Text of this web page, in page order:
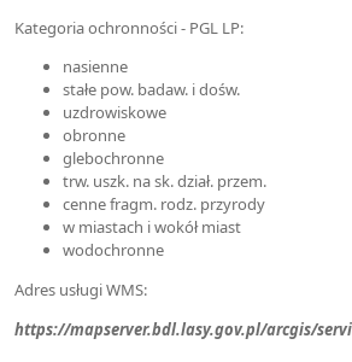
Kategoria ochronności - PGL LP:
nasienne
stałe pow. badaw. i dośw.
uzdrowiskowe
obronne
glebochronne
trw. uszk. na sk. dział. przem.
cenne fragm. rodz. przyrody
w miastach i wokół miast
wodochronne
Adres usługi WMS:
https://mapserver.bdl.lasy.gov.pl/arcgis/